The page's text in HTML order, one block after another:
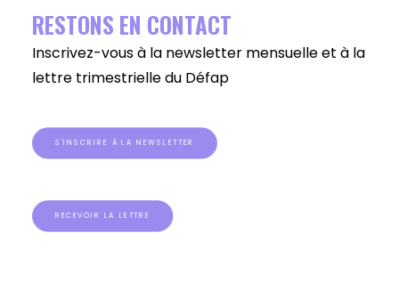
RESTONS EN CONTACT
Inscrivez-vous à la newsletter mensuelle et à la
lettre trimestrielle du Défap
S'INSCRIRE À LA NEWSLETTER
RECEVOIR LA LETTRE